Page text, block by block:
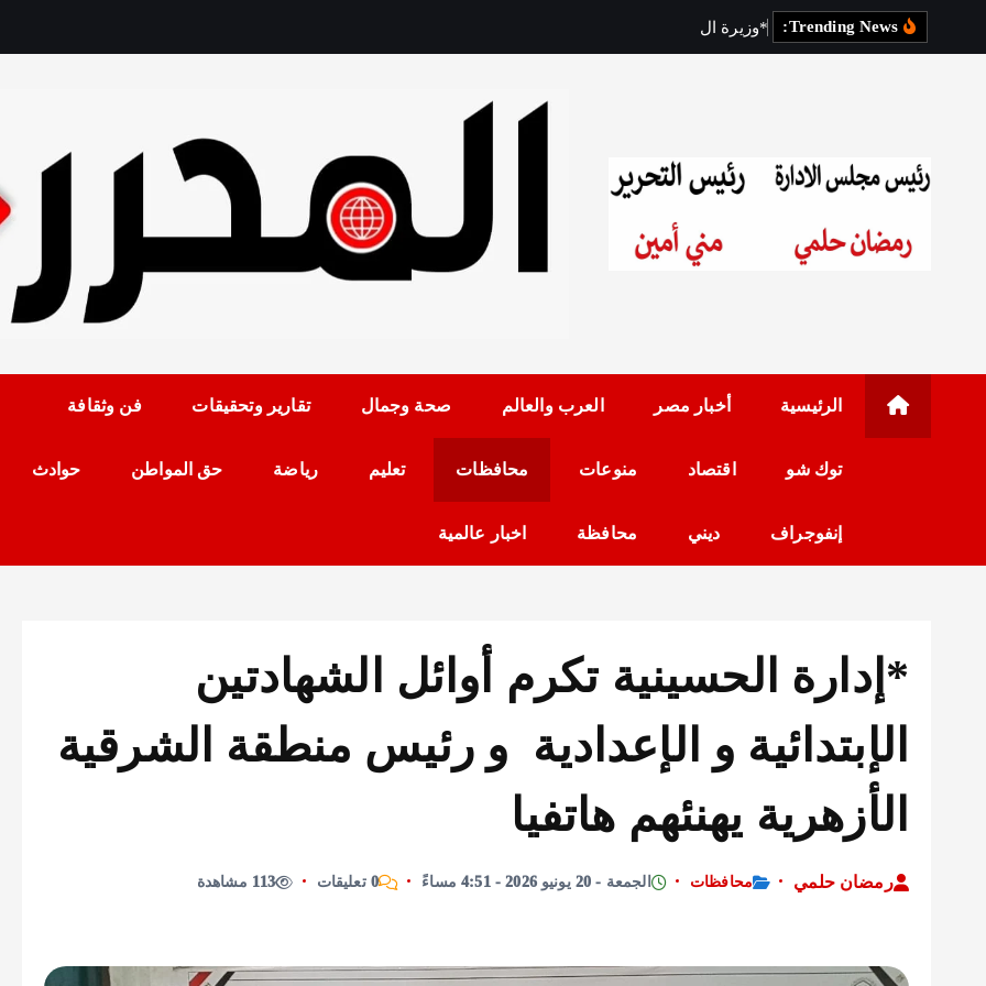
م
*وز ير ة ل ت
رئيس مجلس الإدارة: رمضان حلمي رئيس
الرئيسية أخبار مصر العرب والعالم صحة وجمال تقارير وتحقيقات فن وثقافة
توك شو اقتصاد منوعات محافظات تعليم رياضة حق المواطن حوادث
إنفوجراف ديني محافظة اخبار عالمية
*إدارة الحسينية تكرم أوائل الشهادتين
الإبتدائية و الإعدادية و رئيس منطقة الشرقية
الأزهرية يهنئهم هاتفيا
رمضان حلمي محافظات الجمعة - 20 يونيو 2026 - 4:51 مساءً 0 تعليقات 113 مشاهدة